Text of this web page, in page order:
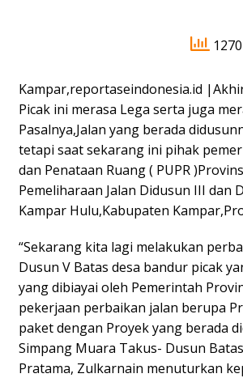
Kampar,reportaseindonesia.id
Picak ini merasa Lega serta juga
Pasalnya,Jalan yang berada
tetapi saat sekarang ini pihak
dan Penataan Ruang ( PUPR
Pemeliharaan Jalan Didusun III dan
Kampar Hulu,Kabupaten
“Sekarang kita lagi melakukan
Dusun V Batas desa bandur picak
yang dibiayai oleh Pemerintah
pekerjaan perbaikan jalan berupa
paket dengan Proyek yang berada
Simpang Muara Takus- Dusun
Pratama, Zulkarnain menuturkan